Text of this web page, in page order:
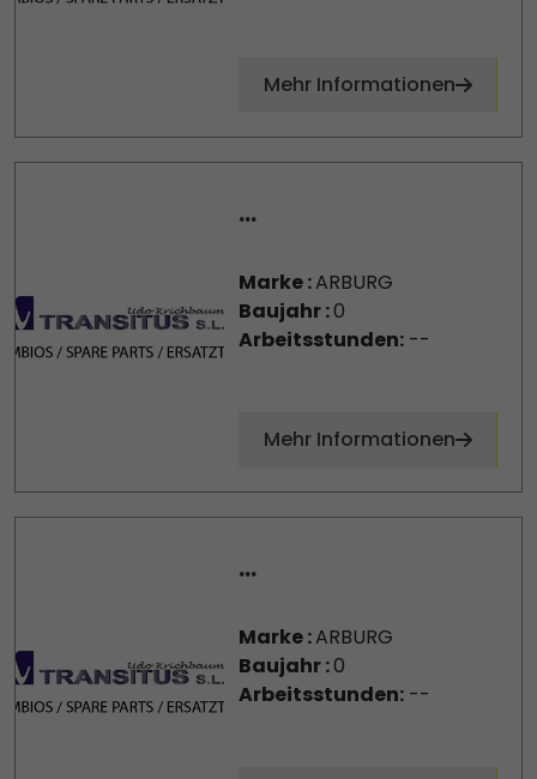
Mehr Informationen
...
Marke :ARBURG
Baujahr :0
Arbeitsstunden:--
Mehr Informationen
...
Marke :ARBURG
Baujahr :0
Arbeitsstunden:--